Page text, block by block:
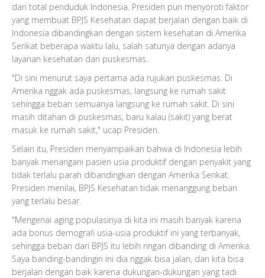
dari total penduduk Indonesia. Presiden pun menyoroti faktor
yang membuat BPJS Kesehatan dapat berjalan dengan baik di
Indonesia dibandingkan dengan sistem kesehatan di Amerika
Serikat beberapa waktu lalu, salah satunya dengan adanya
layanan kesehatan dari puskesmas.
"Di sini menurut saya pertama ada rujukan puskesmas. Di
Amerika nggak ada puskesmas, langsung ke rumah sakit
sehingga beban semuanya langsung ke rumah sakit. Di sini
masih ditahan di puskesmas, baru kalau (sakit) yang berat
masuk ke rumah sakit," ucap Presiden.
Selain itu, Presiden menyampaikan bahwa di Indonesia lebih
banyak menangani pasien usia produktif dengan penyakit yang
tidak terlalu parah dibandingkan dengan Amerika Serikat.
Presiden menilai, BPJS Kesehatan tidak menanggung beban
yang terlalu besar.
"Mengenai aging populasinya di kita ini masih banyak karena
ada bonus demografi usia-usia produktif ini yang terbanyak,
sehingga beban dari BPJS itu lebih ringan dibanding di Amerika.
Saya banding-bandingin ini dia nggak bisa jalan, dan kita bisa
berjalan dengan baik karena dukungan-dukungan yang tadi